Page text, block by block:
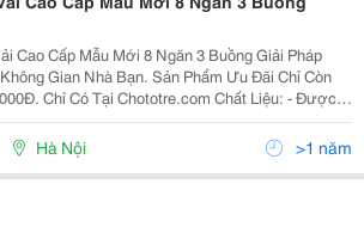
Cao Cấp Mẫu Mới 8 Ngăn 3 Buồng Giải Pháp
Gian Nhà Bạn. Sản Phẩm Ưu Đãi Chỉ Còn
Chỉ Có Tại Chototre.com Chất Liệu: - Được
Chất Liệu Vải Cao Cấp Bền Theo Thời Gian. -
Khung Thanh Thép Chắc Chắn, Không R
Hà Nội >1 năm